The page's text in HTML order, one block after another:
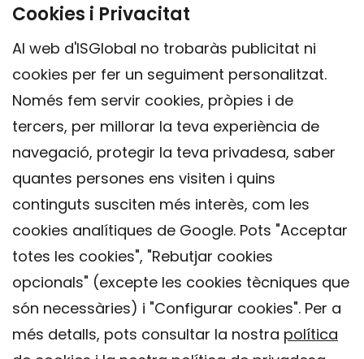
Cookies i Privacitat
Al web d'ISGlobal no trobaràs publicitat ni
cookies per fer un seguiment personalitzat.
Només fem servir cookies, pròpies i de
tercers, per millorar la teva experiència de
navegació, protegir la teva privadesa, saber
quantes persones ens visiten i quins
continguts susciten més interès, com les
cookies analítiques de Google. Pots "Acceptar
totes les cookies", "Rebutjar cookies
opcionals" (excepte les cookies tècniques que
són necessàries) i "Configurar cookies". Per a
més detalls, pots consultar la nostra política
Contacte
Política de privacitat